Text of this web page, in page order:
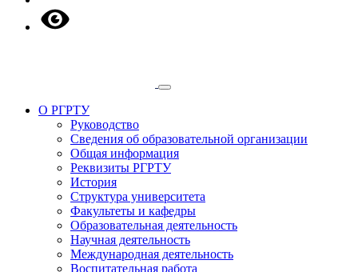
О РГРТУ
Руководство
Сведения об образовательной организации
Общая информация
Реквизиты РГРТУ
История
Структура университета
Факультеты и кафедры
Образовательная деятельность
Научная деятельность
Международная деятельность
Воспитательная работа